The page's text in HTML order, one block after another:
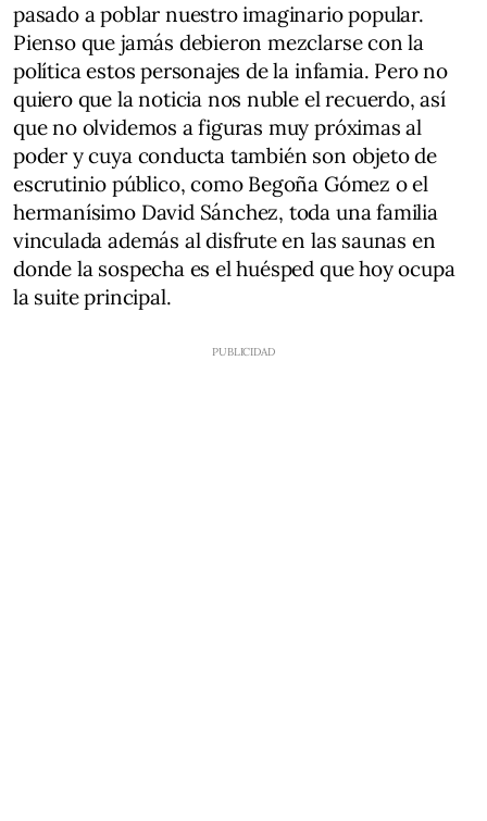
pasado a poblar nuestro imaginario popular.
Pienso que jamás debieron mezclarse con la
política estos personajes de la infamia. Pero no
quiero que la noticia nos nuble el recuerdo, así
que no olvidemos a figuras muy próximas al
poder y cuya conducta también son objeto de
escrutinio público, como Begoña Gómez o el
hermanísimo David Sánchez, toda una familia
vinculada además al disfrute en las saunas en
donde la sospecha es el huésped que hoy ocupa
la suite principal.